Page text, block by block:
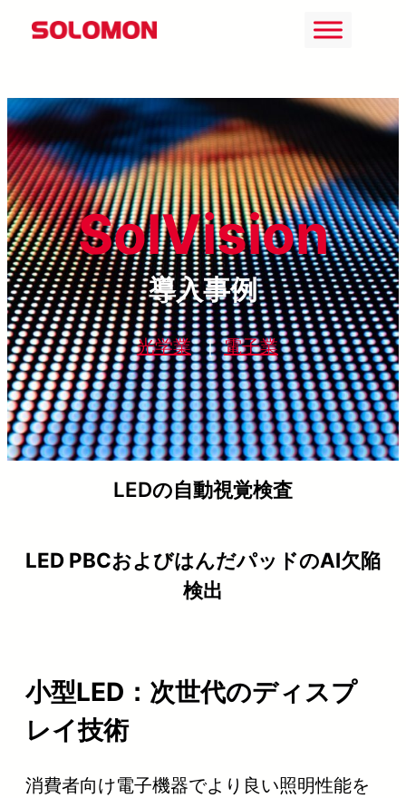
Skip
SolVision
導入事例
光学業 ｜ 電子業
LEDの自動視覚検査
LED PBCおよびはんだパッドのAI欠陥
検出
小型LED：次世代のディスプ
レイ技術
消費者向け電子機器でより良い照明性能を